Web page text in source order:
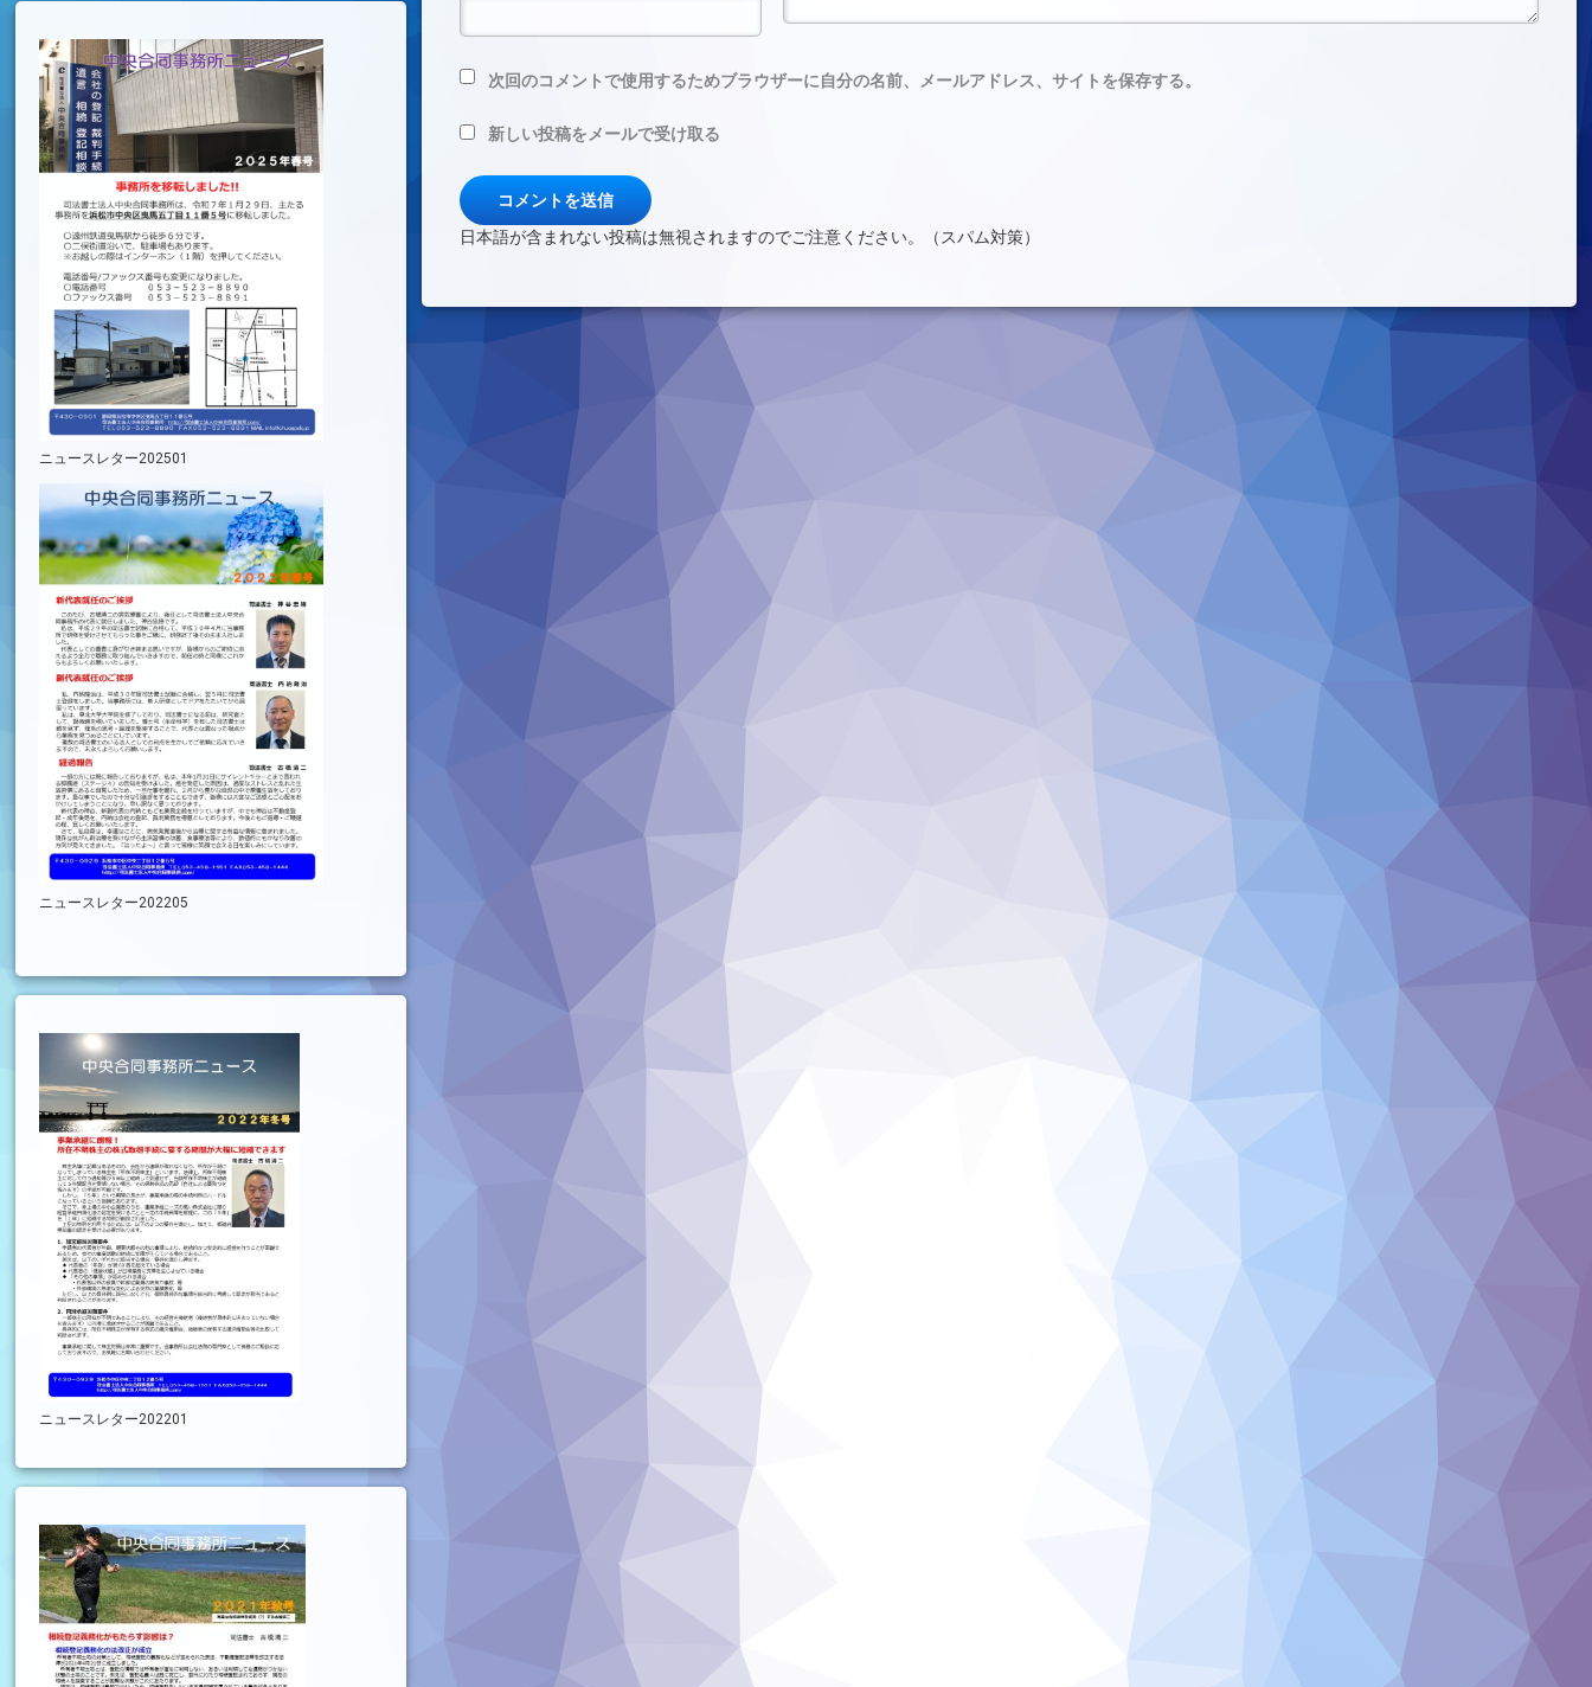
次回のコメントで使用するためブラウザーに自分の名前、メールアドレス、サイトを保存する。
新しい投稿をメールで受け取る
日本語が含まれない投稿は無視されますのでご注意ください。（スパム対策）
ニュースレター202501
ニュースレター202205
ニュースレター202201